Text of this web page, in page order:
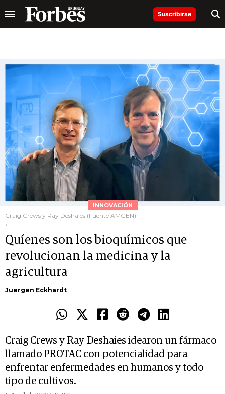
Suscribirse
INNOVACIÓN
Craig Crews y Ray Deshaies (Fuente AMGEN)
.
Quíenes son los bioquímicos que
revolucionan la medicina y la
agricultura
Juergen Eckhardt
Craig Crews y Ray Deshaies idearon un fármaco
llamado PROTAC con potencialidad para
enfrentar enfermedades en humanos y todo
tipo de cultivos.